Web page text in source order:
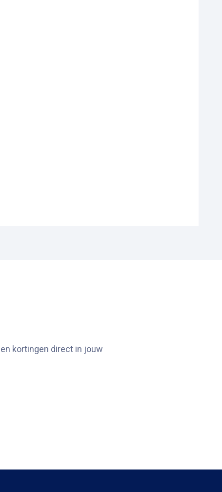
kortingen direct in jouw